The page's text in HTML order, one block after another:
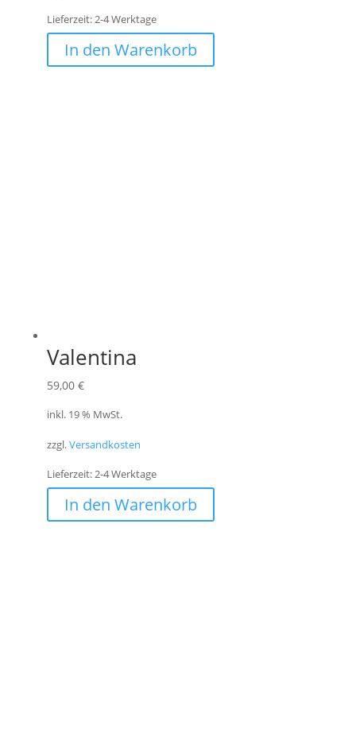
Lieferzeit:2-4 Werktage
In den Warenkorb
Valentina
59,00 €
inkl. 19 % MwSt.
zzgl.Versandkosten
Lieferzeit:2-4 Werktage
In den Warenkorb